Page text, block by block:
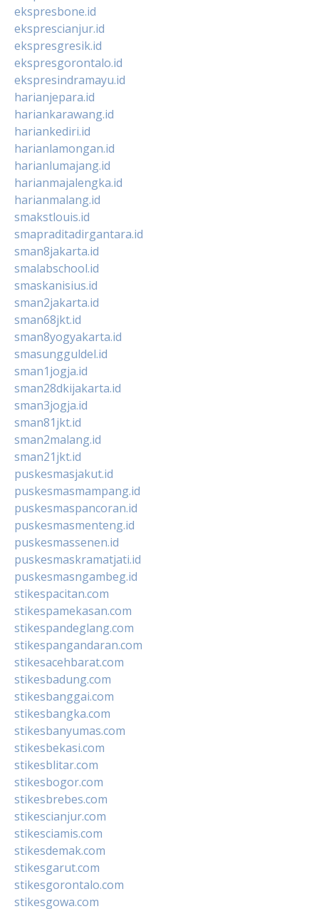
ekspresbone.id
eksprescianjur.id
ekspresgresik.id
ekspresgorontalo.id
ekspresindramayu.id
harianjepara.id
hariankarawang.id
hariankediri.id
harianlamongan.id
harianlumajang.id
harianmajalengka.id
harianmalang.id
smakstlouis.id
smapraditadirgantara.id
sman8jakarta.id
smalabschool.id
smaskanisius.id
sman2jakarta.id
sman68jkt.id
sman8yogyakarta.id
smasungguldel.id
sman1jogja.id
sman28dkijakarta.id
sman3jogja.id
sman81jkt.id
sman2malang.id
sman21jkt.id
puskesmasjakut.id
puskesmasmampang.id
puskesmaspancoran.id
puskesmasmenteng.id
puskesmassenen.id
puskesmaskramatjati.id
puskesmasngambeg.id
stikespacitan.com
stikespamekasan.com
stikespandeglang.com
stikespangandaran.com
stikesacehbarat.com
stikesbadung.com
stikesbanggai.com
stikesbangka.com
stikesbanyumas.com
stikesbekasi.com
stikesblitar.com
stikesbogor.com
stikesbrebes.com
stikescianjur.com
stikesciamis.com
stikesdemak.com
stikesgarut.com
stikesgorontalo.com
stikesgowa.com